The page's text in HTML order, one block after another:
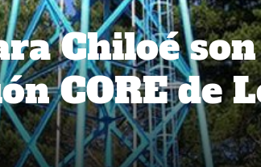
Chiloé son
CORE de